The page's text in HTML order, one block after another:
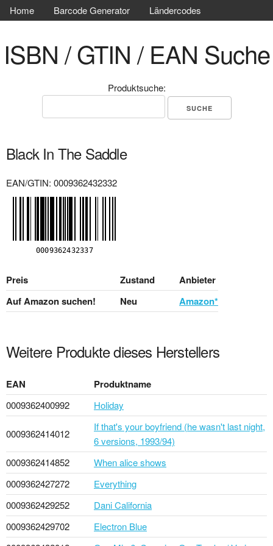
Home Barcode Generator Ländercodes
ISBN / GTIN / EAN Suche
Produktsuche:
Black In The Saddle
EAN/GTIN: 0009362432332
Preis Zustand
Anbieter
Auf Amazon suchen!
Neu Amazon*
Weitere Produkte dieses Herstellers
EAN Produktname
0009362400992 Holiday
0009362414012
If that's your boyfriend (he wasn't last night,
6 versions, 1993/94)
0009362414852
When alice shows
0009362427272
Everything
0009362429252
Dani California
0009362429702
Electron Blue